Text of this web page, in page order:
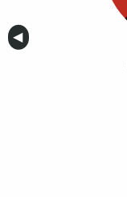
Anterior
◀︎